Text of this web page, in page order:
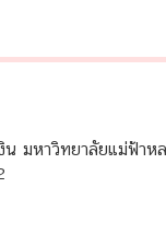
มหาวิทยาลัยแม่ฟ้าหล